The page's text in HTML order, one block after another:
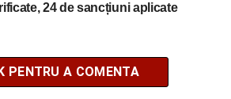
24 de sancțiuni aplicate
PENTRU A COMENTA